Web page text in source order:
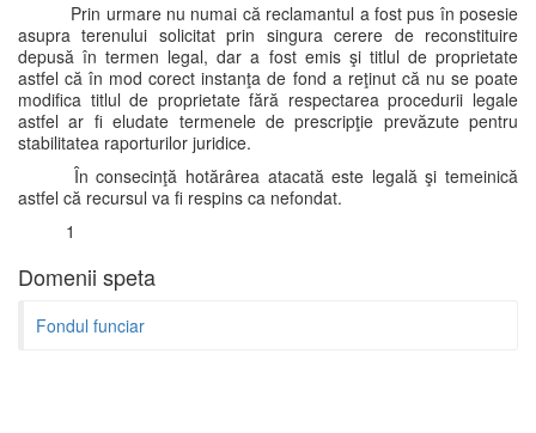
Prin urmare nu numai că reclamantul a fost pus în posesie
asupra terenului solicitat prin singura cerere de reconstituire
depusă în termen legal, dar a fost emis şi titlul de proprietate
astfel că în mod corect instanţa de fond a reţinut că nu se poate
modifica titlul de proprietate fără respectarea procedurii legale
astfel ar fi eludate termenele de prescripţie prevăzute pentru
stabilitatea raporturilor juridice.
În consecinţă hotărârea atacată este legală şi temeinică
astfel că recursul va fi respins ca nefondat.
1
Domenii speta
Fondul funciar